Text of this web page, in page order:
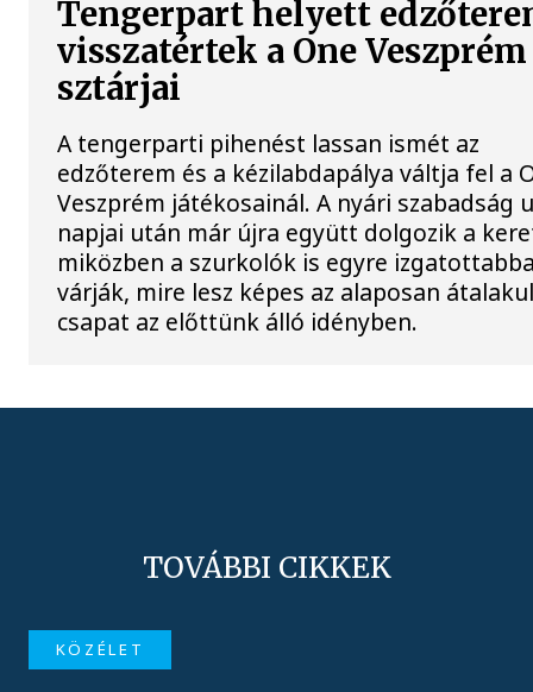
Tengerpart helyett
visszatértek a One Veszprém
sztárjai
A tengerparti pihenést lassan ismét az
edzőterem és a kézilabdapálya váltja fel a
Veszprém játékosainál. A nyári szabadság
napjai után már újra együtt dolgozik a
miközben a szurkolók is egyre
várják, mire lesz képes az alaposan
csapat az előttünk álló idényben.
TOVÁBBI CIKKEK
KÖZÉLET